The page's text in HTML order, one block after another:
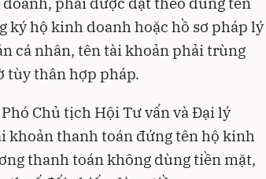
ký hộ kinh doanh hoặc hồ sơ pháp lý
cá nhân, tên tài khoản phải trùng
tùy thân hợp pháp.
Chủ tịch Hội Tư vấn và Đại lý
khoản thanh toán đứng tên hộ kinh
thanh toán không dùng tiền mặt,